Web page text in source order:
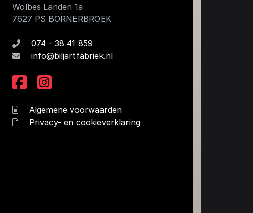
Wolbes Landen 1a
7627 PS BORNERBROEK
074 - 38 41 859
info@biljartfabriek.nl
Algemene voorwaarden
Privacy- en cookieverklaring